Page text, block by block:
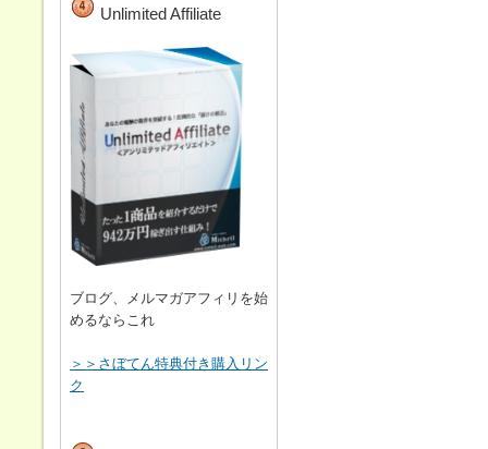
Unlimited Affiliate
ブログ、メルマガアフィリを始
めるならこれ
＞＞さぼてん特典付き購入リン
ク